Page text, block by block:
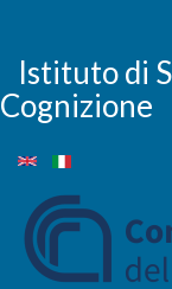
main
content
Istituto di
Cognizione